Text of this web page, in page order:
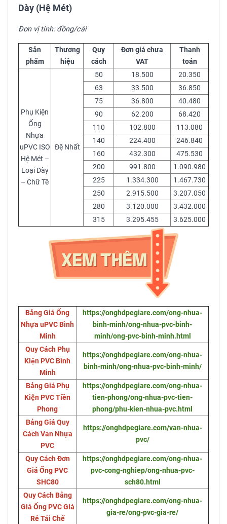
Dày (Hệ Mét)
Đơn vị tính: đồng/cái
Sản
phẩm
Thương
hiệu
Quy
cách
Đơn giá chưa
VAT
Thanh
toán
Phụ Kiện
Ống
Nhựa
uPVC ISO
Hệ Mét –
Loại Dày
– Chữ Tê
Đệ Nhất
50 18.500
20.350
63
33.500
36.850
75
36.800
40.480
90
62.200
68.420
110
102.800
113.080
140
224.400
246.840
160
432.300
475.530
200
991.800
1.090.980
225
1.334.300
1.467.730
250
2.915.500
3.207.050
280
3.120.000
3.432.000
315
3.295.455 3.625.000
Bảng Giá Ống
Nhựa uPVC Bình
Minh
https://onghdpegiare.com/ong-nhua-
binh-minh/ong-nhua-pvc-binh-
minh/ong-pvc-binh-minh.html
Quy Cách Phụ
Kiện PVC Bình
Minh
https://onghdpegiare.com/ong-nhua-
binh-minh/ong-nhua-pvc-binh-minh/
Bảng Giá Phụ
Kiện PVC Tiền
Phong
https://onghdpegiare.com/ong-nhua-
tien-phong/ong-nhua-pvc-tien-
phong/phu-kien-nhua-pvc.html
Bảng Giá Quy
Cách Van Nhựa
PVC
https://onghdpegiare.com/van-nhua-
pvc/
Quy Cách Đơn
Giá Ống PVC
SHC80
https://onghdpegiare.com/ong-nhua-
pvc-cong-nghiep/ong-nhua-pvc-
sch80.html
Quy Cách Bảng
Giá Ống PVC Giá
Rẻ Tái Chế
https://onghdpegiare.com/ong-nhua-
gia-re/ong-pvc-gia-re/